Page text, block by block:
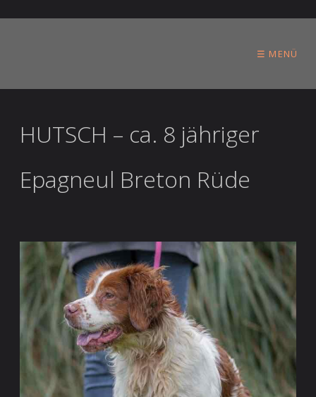
☰ MENÜ
HUTSCH – ca. 8 jähriger
Epagneul Breton Rüde